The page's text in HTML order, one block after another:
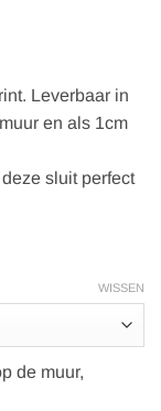
Leverbaar in
en als 1cm
sluit perfect
WISSEN
de muur,